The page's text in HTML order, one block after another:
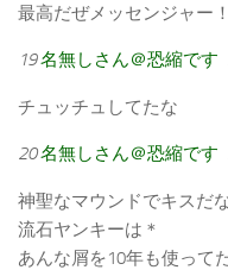
最高だぜメッセンジャー
19名無しさん＠恐縮です
チュッチュしてたな
20名無しさん＠恐縮です
神聖なマウンドでキスだ
流石ヤンキーは＊
あんな屑を10年も使って